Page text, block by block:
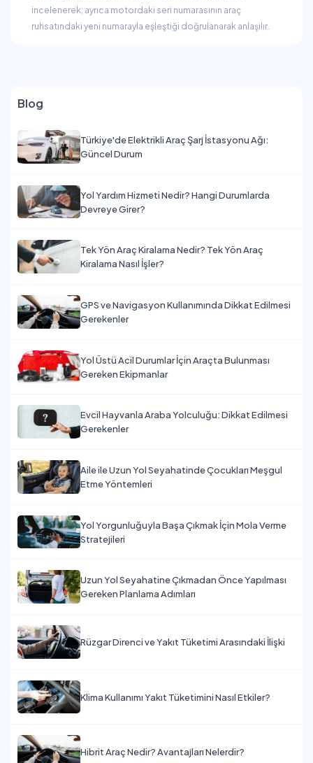
incelenerek; ayrıca motordaki seri numarasının araç
ruhsatındaki yeni numarayla eşleştiği doğrulanarak anlaşılır.
Blog
Türkiye'de Elektrikli Araç Şarj İstasyonu Ağı:
Güncel Durum
Yol Yardım Hizmeti Nedir? Hangi Durumlarda
Devreye Girer?
Tek Yön Araç Kiralama Nedir? Tek Yön Araç
Kiralama Nasıl İşler?
GPS ve Navigasyon Kullanımında Dikkat Edilmesi
Gerekenler
Yol Üstü Acil Durumlar İçin Araçta Bulunması
Gereken Ekipmanlar
Evcil Hayvanla Araba Yolculuğu: Dikkat Edilmesi
Gerekenler
Aile ile Uzun Yol Seyahatinde Çocukları Meşgul
Etme Yöntemleri
Yol Yorgunluğuyla Başa Çıkmak İçin Mola Verme
Stratejileri
Uzun Yol Seyahatine Çıkmadan Önce Yapılması
Gereken Planlama Adımları
Rüzgar Direnci ve Yakıt Tüketimi Arasındaki İlişki
Klima Kullanımı Yakıt Tüketimini Nasıl Etkiler?
Hibrit Araç Nedir? Avantajları Nelerdir?